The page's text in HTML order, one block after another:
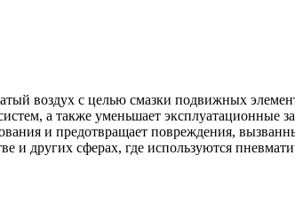
воздух с целью смазки подвижных
а также уменьшает эксплуатационные
и предотвращает повреждения,
и других сферах, где используются